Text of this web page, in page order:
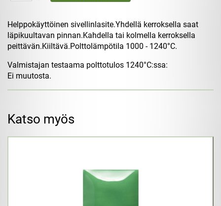
Helppokäyttöinen sivellinlasite.Yhdellä kerroksella saat
läpikuultavan pinnan.Kahdella tai kolmella kerroksella
peittävän.Kiiltävä.Polttolämpötila 1000 - 1240°C.
Valmistajan testaama polttotulos 1240°C:ssa:
Ei muutosta.
Katso myös